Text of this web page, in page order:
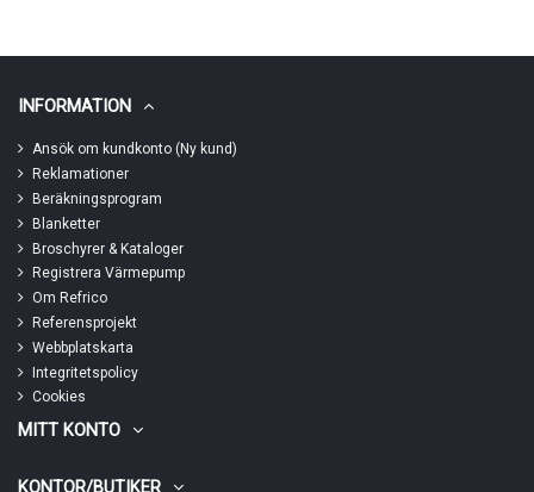
INFORMATION
Ansök om kundkonto (Ny kund)
Reklamationer
Beräkningsprogram
Blanketter
Broschyrer & Kataloger
Registrera Värmepump
Om Refrico
Referensprojekt
Webbplatskarta
Integritetspolicy
Cookies
MITT KONTO
KONTOR/BUTIKER